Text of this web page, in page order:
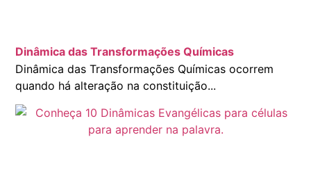
Dinâmica das Transformações Químicas
Dinâmica das Transformações Químicas ocorrem
quando há alteração na constituição...